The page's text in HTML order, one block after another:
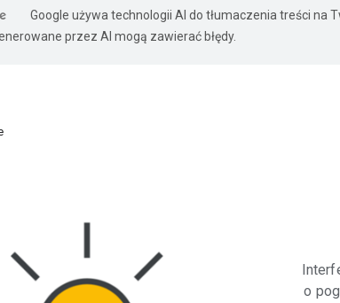
Google używa technologii AI do tłumaczenia treści na
przez AI mogą zawierać błędy.
o